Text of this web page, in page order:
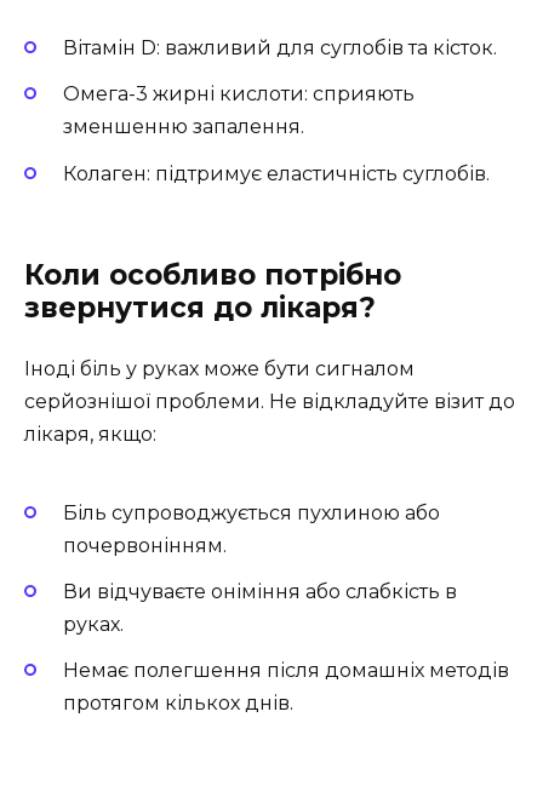
Вітамін D: важливий для суглобів та кісток.
Омега-3 жирні кислоти: сприяють
зменшенню запалення.
Колаген: підтримує еластичність суглобів.
Коли особливо потрібно
звернутися до лікаря?
Іноді біль у руках може бути сигналом
серйознішої проблеми. Не відкладуйте візит до
лікаря, якщо:
Біль супроводжується пухлиною або
почервонінням.
Ви відчуваєте оніміння або слабкість в
руках.
Немає полегшення після домашніх методів
протягом кількох днів.